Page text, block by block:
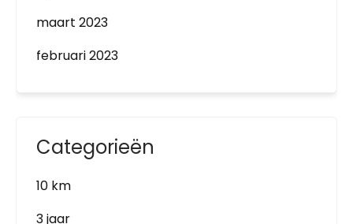
maart 2023
februari 2023
Categorieën
10 km
3 jaar